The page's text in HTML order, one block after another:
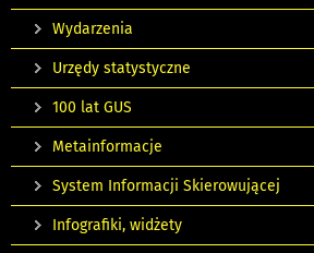
Wydarzenia
Urzędy statystyczne
100 lat GUS
Metainformacje
System Informacji Skierowującej
Infografiki, widżety